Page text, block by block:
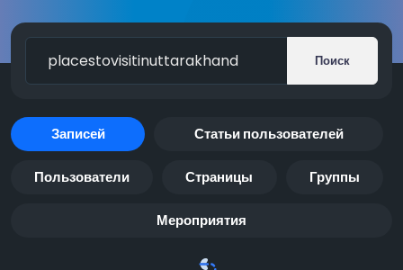
Поиск
Записей Статьи пользователей
Пользователи Страницы Группы
Мероприятия